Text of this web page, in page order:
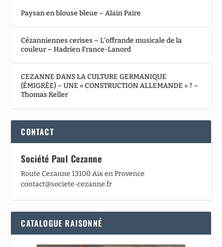
Paysan en blouse bleue – Alain Paire
Cézanniennes cerises – L’offrande musicale de la
couleur – Hadrien France-Lanord
CEZANNE DANS LA CULTURE GERMANIQUE
(ÉMIGRÉE) – UNE « CONSTRUCTION ALLEMANDE » ? –
Thomas Keller
CONTACT
Société Paul Cezanne
Route Cezanne 13100 Aix en Provence
contact@societe-cezanne.fr
CATALOGUE RAISONNÉ